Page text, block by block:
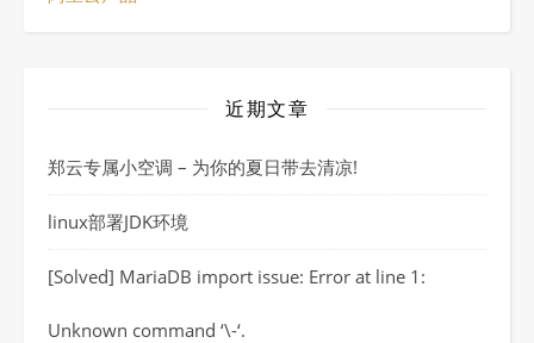
近期文章
郑云专属小空调 – 为你的夏日带去清凉!
linux部署JDK环境
[Solved] MariaDB import issue: Error at line 1:
Unknown command ‘\-‘.